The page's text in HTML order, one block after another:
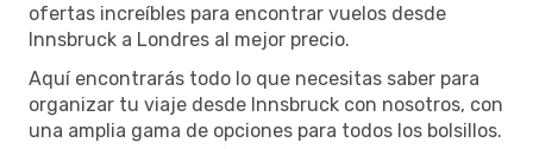
ofertas increíbles para encontrar vuelos desde
Innsbruck a Londres al mejor precio.
Aquí encontrarás todo lo que necesitas saber para
organizar tu viaje desde Innsbruck con nosotros, con
una amplia gama de opciones para todos los bolsillos.